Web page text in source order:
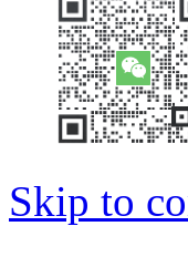
Skip to